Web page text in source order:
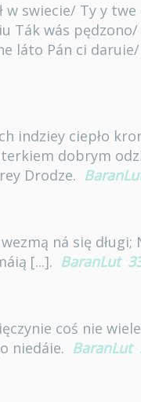
w swiecie/ Ty y twe
Ták wás
láto Pán ci
indziey ciepło
dobrym
Drodze.
ná się długi;
[...]. BaranLut
coś nie
niedáie. BaranLut